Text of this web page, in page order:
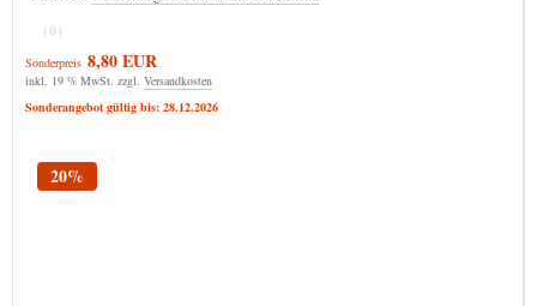
(0)
Sonderpreis 8,80 EUR
inkl. 19 % MwSt. zzgl. Versandkosten
Sonderangebot gültig bis: 28.12.2026
20%